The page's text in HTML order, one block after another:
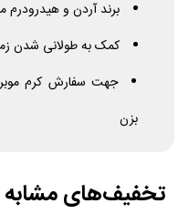
برند آردن و
کمک به طولانی شدن
جهت سفارش کرم
بزن
تخفیف‌های مشابه